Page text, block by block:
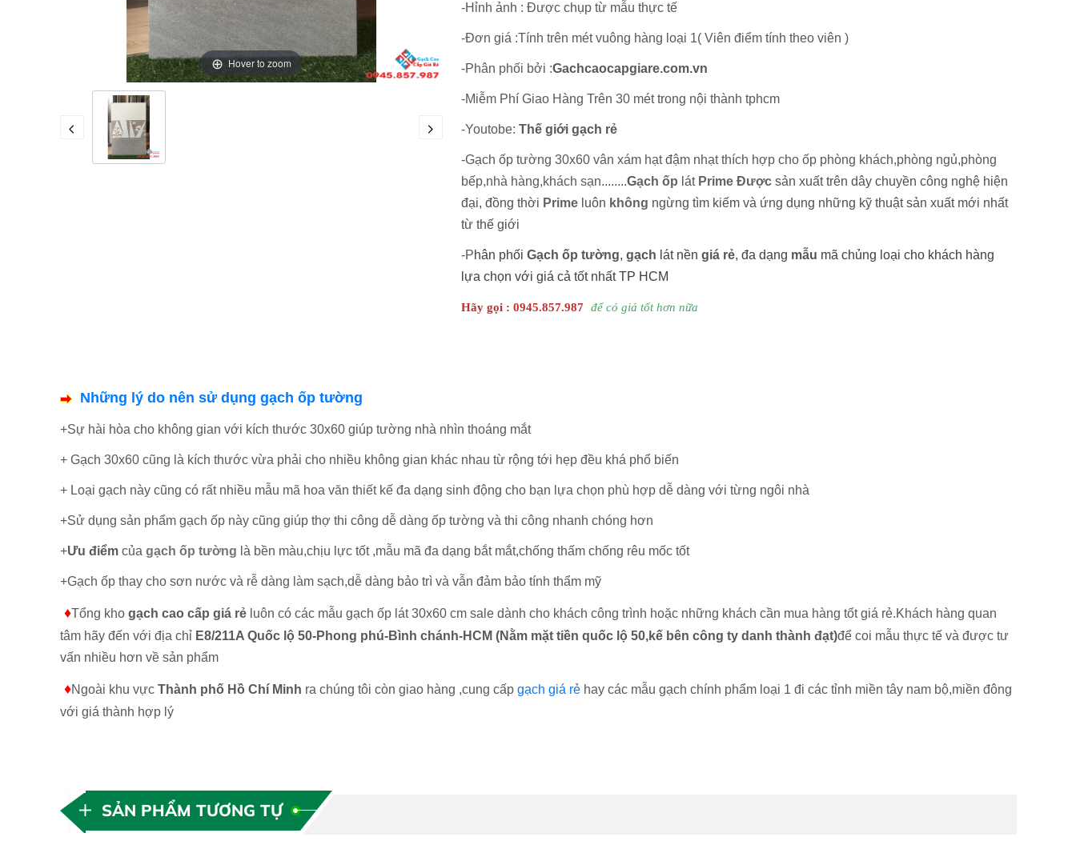
Hover to zoom
-Hỉnh ảnh : Được chụp từ mẫu thực tế
-Đơn giá :Tính trên mét vuông hàng loại 1( Viên điểm tính theo viên )
-Phân phối bởi :Gachcaocapgiare.com.vn
-Miễm Phí Giao Hàng Trên 30 mét trong nội thành tphcm
-Youtobe:Thế giới gạch rẻ
-Gạch ốp tường 30x60 vân xám hạt đậm nhạt thích hợp cho ốp phòng khách,phòng ngủ,phòng
bếp,nhà hàng,khách sạn........Gạch ốp lát PrimeĐược sản xuất trên dây chuyền công nghệ hiện
đại, đồng thời Prime luôn không ngừng tìm kiếm và ứng dụng những kỹ thuật sản xuất mới nhất
từ thế giới
-Phân phốiGạch ốp tường,gạch lát nềngiá rẻ, đa dạng mẫu mã chủng loại cho khách hàng
lựa chọn với giá cả tốt nhất TP HCM
Hãy gọi : 0945.857.987 để có giá tốt hơn nữa
Những lý do nên sử dụng gạch ốp tường
+Sự hài hòa cho không gian với kích thước 30x60 giúp tường nhà nhìn thoáng mắt
+ Gạch 30x60 cũng là kích thước vừa phải cho nhiều không gian khác nhau từ rộng tới hẹp đều khá phổ biến
+ Loại gạch này cũng có rất nhiều mẫu mã hoa văn thiết kế đa dạng sinh động cho bạn lựa chọn phù hợp dễ dàng với từng ngôi nhà
+Sử dụng sản phẩm gạch ốp này cũng giúp thợ thi công dễ dàng ốp tường và thi công nhanh chóng hơn
+Ưu điểmcủa gạch ốp tường là bền màu,chịu lực tốt ,mẫu mã đa dạng bắt mắt,chống thấm chống rêu mốc tốt
+Gạch ốp thay cho sơn nước và rễ dàng làm sạch,dễ dàng bảo trì và vẫn đảm bảo tính thẩm mỹ
♦Tổng kho gạch cao cấp giá rẻluôn có các mẫu gạch ốp lát 30x60 cm sale dành cho khách công trình hoặc những khách cần mua hàng tốt giá rẻ.Khách hàng quan
tâm hãy đến với địa chỉE8/211A Quốc lộ 50-Phong phú-Bình chánh-HCM (Nằm mặt tiền quốc lộ 50,kế bên công ty danh thành đạt)để coi mẫu thực tế và được tư
vấn nhiều hơn về sản phẩm
♦Ngoài khu vực Thành phố Hồ Chí Minh ra chúng tôi còn giao hàng ,cung cấp gạch giá rẻhay các mẫu gạch chính phẩm loại 1 đi các tỉnh miền tây nam bộ,miền đông
với giá thành hợp lý
SẢN PHẨM TƯƠNG TỰ